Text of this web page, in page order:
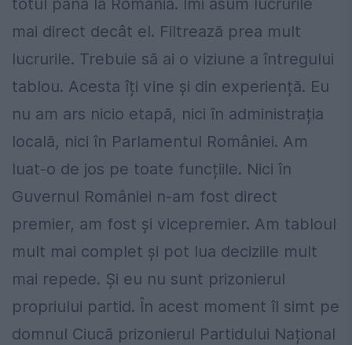
totul până la România. Îmi asum lucrurile
mai direct decât el. Filtrează prea mult
lucrurile. Trebuie să ai o viziune a întregului
tablou. Acesta îți vine și din experiență. Eu
nu am ars nicio etapă, nici în administrația
locală, nici în Parlamentul României. Am
luat-o de jos pe toate funcțiile. Nici în
Guvernul României n-am fost direct
premier, am fost și vicepremier. Am tabloul
mult mai complet și pot lua deciziile mult
mai repede. Și eu nu sunt prizonierul
propriului partid. În acest moment îl simt pe
domnul Ciucă prizonierul Partidului Național